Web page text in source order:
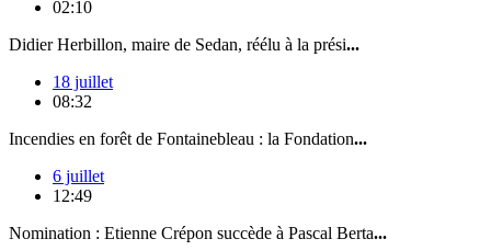
02:10
Didier Herbillon, maire de Sedan, réélu à la prési...
18 juillet
08:32
Incendies en forêt de Fontainebleau : la Fondation...
6 juillet
12:49
Nomination : Etienne Crépon succède à Pascal Berta...